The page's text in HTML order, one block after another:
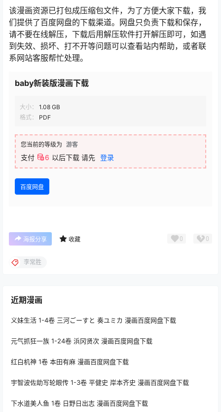
该漫画资源已打包成压缩包文件，为了方便大家下载，我
们提供了百度网盘的下载渠道。网盘只负责下载和保存，
请不要在线解压，下载后用解压软件打开解压即可，如遇
到失效、损坏、打不开等问题可以查看站内帮助，或者联
系网站客服帮忙处理。
baby新装版漫画下载
大小：
1.08 GB
格式：
PDF
您当前的等级为 游客
支付 6 以后下载 请先 登录
百度网盘
海报分享 收藏 0 0
李常胜
近期漫画
义妹生活 1-4卷 三河ごーすと 奏ユミカ 漫画百度网盘下载
元气抓狂一族 1-24卷 浜冈贤次 漫画百度网盘下载
红白机神 1卷 本田有麻 漫画百度网盘下载
宇智波佐助写轮眼传 1-3卷 平健史 岸本齐史 漫画百度网盘下载
下水道美人鱼 1卷 日野日出志 漫画百度网盘下载